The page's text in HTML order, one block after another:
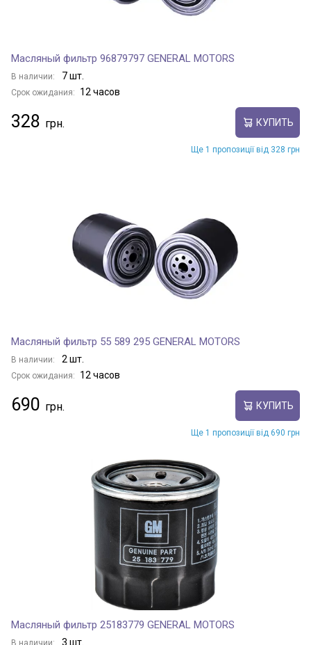
Масляный фильтр 96879797 GENERAL MOTORS
В наличии: 7 шт.
Срок ожидания: 12 часов
328 КУПИТЬ
Ще 1 пропозиції від 328 грн
Масляный фильтр 55 589 295 GENERAL MOTORS
В наличии: 2 шт.
Срок ожидания: 12 часов
690 КУПИТЬ
Ще 1 пропозиції від 690 грн
Масляный фильтр 25183779 GENERAL MOTORS
В наличии: 3 шт.